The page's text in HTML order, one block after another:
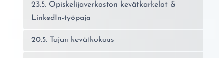
23.5. Opiskelijaverkoston kevätkarkelot &
LinkedIn-työpaja
20.5. Tajan kevätkokous